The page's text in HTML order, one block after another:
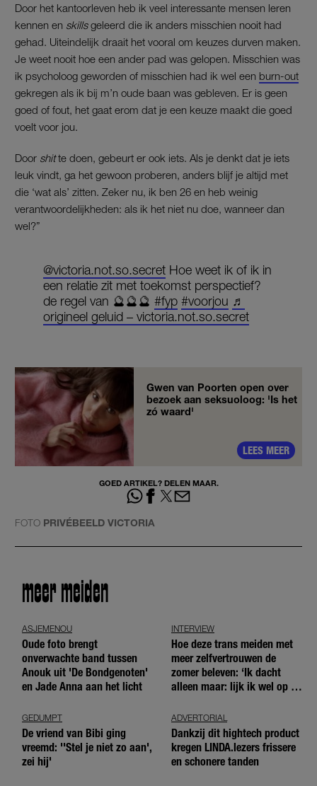
Door het kantoorleven heb ik veel interessante mensen leren
kennen en skillsgeleerd die ik anders misschien nooit had
gehad. Uiteindelijk draait het vooral om keuzes durven maken.
Je weet nooit hoe een ander pad was gelopen. Misschien was
ik psycholoog geworden of misschien had ik wel een burn-out
gekregen als ik bij m’n oude baan was gebleven. Er is geen
goed of fout, het gaat erom dat je een keuze maakt die goed
voelt voor jou.
Door shitte doen, gebeurt er ook iets. Als je denkt dat je iets
leuk vindt, ga het gewoon proberen, anders blijf je altijd met
die ‘wat als’ zitten. Zeker nu, ik ben 26 en heb weinig
verantwoordelijkheden: als ik het niet nu doe, wanneer dan
wel?”
@victoria.not.so.secret Hoe weet ik of ik in
een relatie zit met toekomst perspectief?
de regel van 🔮🔮🔮 #fyp #voorjou ♬
origineel geluid – victoria.not.so.secret
Gwen van Poorten open over
bezoek aan seksuoloog: 'Is het
zó waard'
LEES MEER
GOED ARTIKEL? DELEN MAAR.
FOTO PRIVÉBEELD VICTORIA
meer meiden
ASJEMENOU
Oude foto brengt
onverwachte band tussen
Anouk uit 'De Bondgenoten'
en Jade Anna aan het licht
INTERVIEW
Hoe deze trans meiden met
meer zelfvertrouwen de
zomer beleven: ‘Ik dacht
alleen maar: lijk ik wel op de
GEDUMPT
De vriend van Bibi ging
vreemd: ''Stel je niet zo aan',
zei hij'
ADVERTORIAL
Dankzij dit hightech product
kregen LINDA.lezers frissere
en schonere tanden